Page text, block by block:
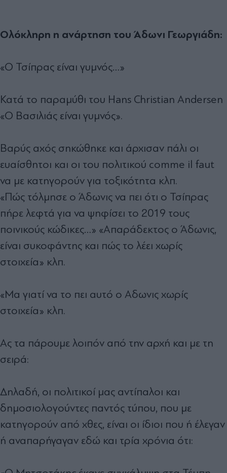
Ολόκληρη η ανάρτηση του Άδωνι Γεωργιάδη:
«Ο Τσίπρας είναι γυμνός…»
Κατά το παραμύθι του Hans Christian Andersen
«Ο Βασιλιάς είναι γυμνός».
Βαρύς αχός σηκώθηκε και άρχισαν πάλι οι
ευαίσθητοι και οι του πολιτικού comme il faut
να με κατηγορούν για τοξικότητα κλπ.
«Πώς τόλμησε ο Άδωνις να πει ότι ο Τσίπρας
πήρε λεφτά για να ψηφίσει το 2019 τους
ποινικούς κώδικες…» «Απαράδεκτος ο Άδωνις,
είναι συκοφάντης και πώς το λέει χωρίς
στοιχεία» κλπ.
«Μα γιατί να το πει αυτό ο Αδωνις χωρίς
στοιχεία» κλπ.
Ας τα πάρουμε λοιπόν από την αρχή και με τη
σειρά:
Δηλαδή, οι πολιτικοί μας αντίπαλοι και
δημοσιολογούντες παντός τύπου, που με
κατηγορούν από χθες, είναι οι ίδιοι που ή έλεγαν
ή αναπαρήγαγαν εδώ και τρία χρόνια ότι: